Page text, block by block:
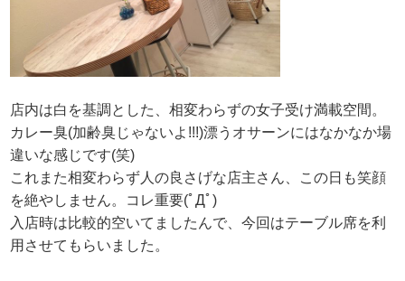
店内は白を基調とした、相変わらずの女子受け満載空間。
カレー臭(加齢臭じゃないよ!!!)漂うオサーンにはなかなか場
違いな感じです(笑)
これまた相変わらず人の良さげな店主さん、この日も笑顔
を絶やしません。コレ重要(ﾟДﾟ)
入店時は比較的空いてましたんで、今回はテーブル席を利
用させてもらいました。